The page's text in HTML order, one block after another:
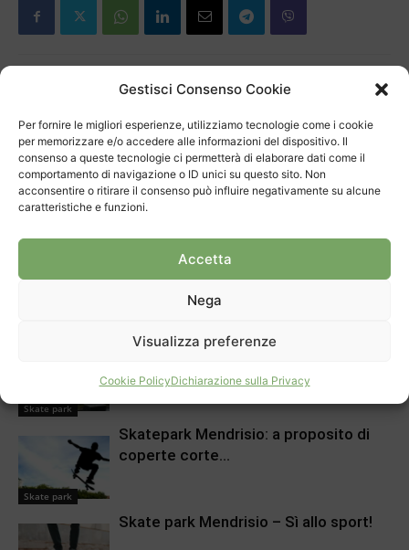
Gestisci Consenso Cookie
Per fornire le migliori esperienze, utilizziamo tecnologie come i cookie
per memorizzare e/o accedere alle informazioni del dispositivo. Il
consenso a queste tecnologie ci permetterà di elaborare dati come il
comportamento di navigazione o ID unici su questo sito. Non
acconsentire o ritirare il consenso può influire negativamente su alcune
caratteristiche e funzioni.
Accetta
Nega
Visualizza preferenze
Cookie PolicyDichiarazione sulla Privacy
Skate Park alla prova delle
urne
Skate park Mendrisio – Sì allo
ARTICOLI CORRELATI
Area di svago all’ex macello: socialità
e benessere mentale
Skate park
Uno skatepark pensato per bambini e
posizionato
Skate park
Skatepark Mendrisio: a proposito di
coperte corte…
Skate park Mendrisio – Sì allo sport!